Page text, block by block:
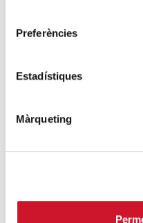
Preferències
Estadístiques
Màrqueting
extraordinario de
SIGUE LEYENDO
hacer crecer el